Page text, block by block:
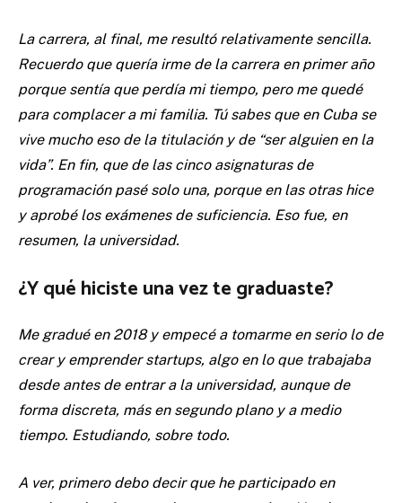
La carrera, al final, me resultó relativamente sencilla.
Recuerdo que quería irme de la carrera en primer año
porque sentía que perdía mi tiempo, pero me quedé
para complacer a mi familia. Tú sabes que en Cuba se
vive mucho eso de la titulación y de “ser alguien en la
vida”. En fin, que de las cinco asignaturas de
programación pasé solo una, porque en las otras hice
y aprobé los exámenes de suficiencia. Eso fue, en
resumen, la universidad.
¿Y qué hiciste una vez te graduaste?
Me gradué en 2018 y empecé a tomarme en serio lo de
crear y emprender startups, algo en lo que trabajaba
desde antes de entrar a la universidad, aunque de
forma discreta, más en segundo plano y a medio
tiempo. Estudiando, sobre todo.
A ver, primero debo decir que he participado en